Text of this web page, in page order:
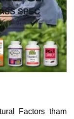
Factors tham